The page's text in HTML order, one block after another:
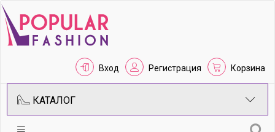
Вход Регистрация Корзина
КАТАЛОГ